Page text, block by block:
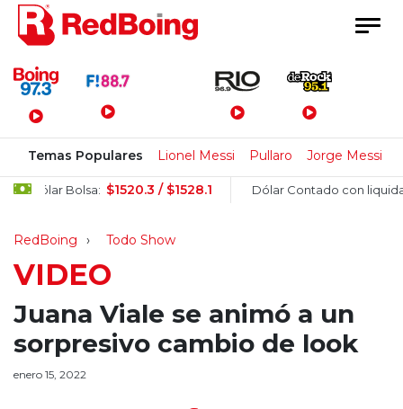
Menú Principal
Temas Populares Lionel Messi Pullaro Jorge Messi
Dólar Bolsa: $1520.3 / $1528.1 Dólar Contado con
RedBoing Todo Show
VIDEO
Juana Viale se animó a un
sorpresivo cambio de look
enero 15, 2022